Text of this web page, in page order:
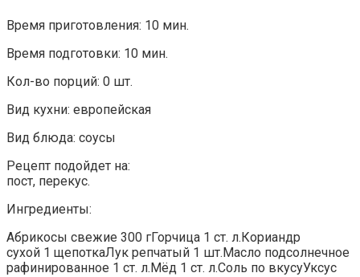
Время приготовления: 10 мин.
Время подготовки: 10 мин.
Кол-во порций: 0 шт.
Вид кухни: европейская
Вид блюда: соусы
Рецепт подойдет на:
пост, перекус.
Ингредиенты:
Абрикосы свежие 300 гГорчица 1 ст. л.Кориандр
сухой 1 щепоткаЛук репчатый 1 шт.Масло подсолнечное
рафинированное 1 ст. л.Мёд 1 ст. л.Соль по вкусуУксус